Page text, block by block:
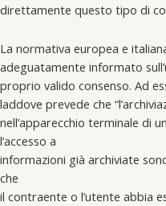
direttamente questo tipo di
La normativa europea e
adeguatamente informato
proprio valido consenso. Ad
laddove prevede che
nell’apparecchio terminale di
l’accesso a
informazioni già archiviate
che
il contraente o l’utente abbia